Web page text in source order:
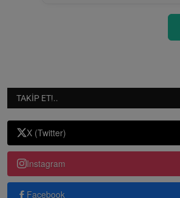
TAKIP ET!..
X (Twitter)
Instagram
Facebook